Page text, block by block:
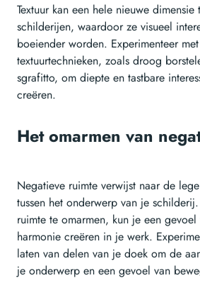
Textuur kan een hele nieuwe
schilderijen, waardoor ze visueel
boeiender worden. Experimenteer
textuurtechnieken, zoals droog
sgrafitto, om diepte en tastbare
creëren.
Het omarmen van
Negatieve ruimte verwijst naar de
tussen het onderwerp van je
ruimte te omarmen, kun je een
harmonie creëren in je werk.
laten van delen van je doek om de
je onderwerp en een gevoel van